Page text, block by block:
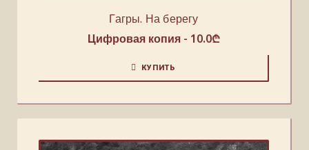
Гагры. На берегу
Цифровая копия - 10.0₾
КУПИТЬ